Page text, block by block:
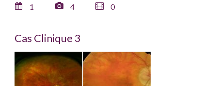
1 4 0
Cas Clinique 3